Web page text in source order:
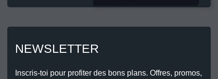
NEWSLETTER
Inscris-toi pour profiter des bons plans. Offres, promos,